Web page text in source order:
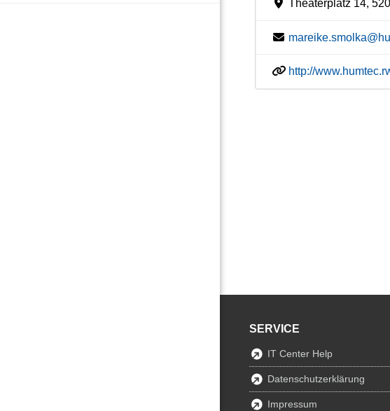
Theaterplatz 14,
http://
SERVICE
IT Center Help
Datenschutzerklärung
Impressum